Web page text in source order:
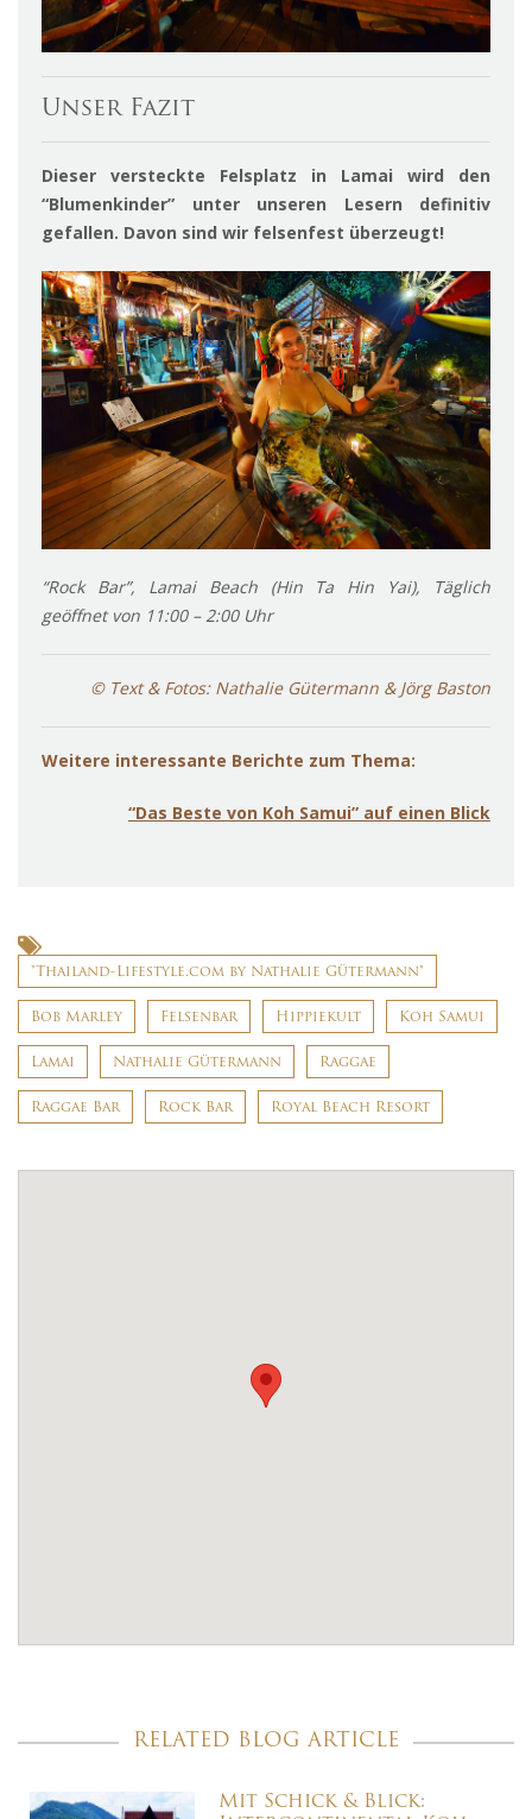
Unser Fazit
Dieser versteckte Felsplatz in Lamai wird den
“Blumenkinder” unter unseren Lesern definitiv
gefallen. Davon sind wir felsenfest überzeugt!
“Rock Bar”, Lamai Beach (Hin Ta Hin Yai), Täglich
geöffnet von 11:00 – 2:00 Uhr
© Text & Fotos: Nathalie Gütermann & Jörg Baston
Weitere interessante Berichte zum Thema:
“Das Beste von Koh Samui” auf einen Blick
"Thailand-Lifestyle.com by Nathalie Gütermann"
Bob Marley Felsenbar Hippiekult Koh Samui
Lamai Nathalie Gütermann Raggae
Raggae Bar Rock Bar Royal Beach Resort
RELATED BLOG ARTICLE
Mit Schick & Blick: